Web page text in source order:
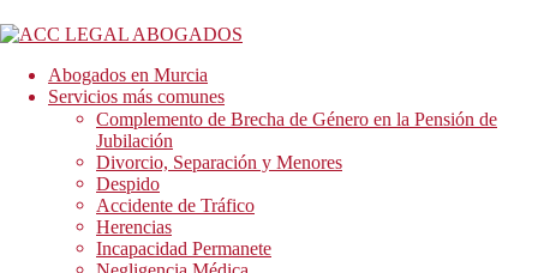
Abogados en Murcia
Servicios más comunes
Complemento de Brecha de Género en la Pensión de
Jubilación
Divorcio, Separación y Menores
Despido
Accidente de Tráfico
Herencias
Incapacidad Permanete